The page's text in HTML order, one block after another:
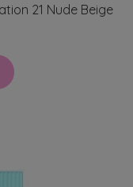
21 Nude Beige